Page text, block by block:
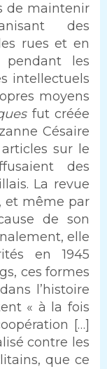
de maintenir
des
rues et en
les
intellectuels
moyens
fut créée
Césaire
sur le
des
La revue
et même par
de son
elle
en 1945
ces formes
l’histoire
« à la fois
[…]
contre les
que ce